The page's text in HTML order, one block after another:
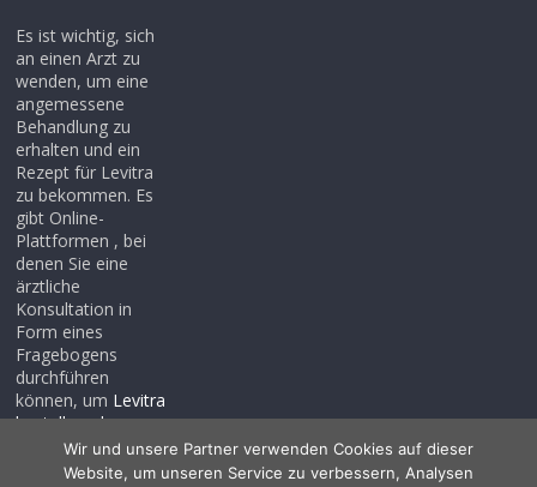
Es ist wichtig, sich
an einen Arzt zu
wenden, um eine
angemessene
Behandlung zu
erhalten und ein
Rezept für Levitra
zu bekommen. Es
gibt Online-
Plattformen , bei
denen Sie eine
ärztliche
Konsultation in
Form eines
Fragebogens
durchführen
können, um Levitra
bestellen ohne
rezept, auch wenn
Sie noch kein
Wir und unsere Partner verwenden Cookies auf dieser
Website, um unseren Service zu verbessern, Analysen